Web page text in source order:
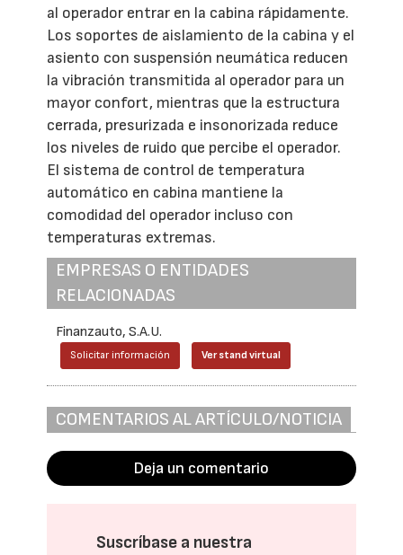
al operador entrar en la cabina rápidamente.
Los soportes de aislamiento de la cabina y el
asiento con suspensión neumática reducen
la vibración transmitida al operador para un
mayor confort, mientras que la estructura
cerrada, presurizada e insonorizada reduce
los niveles de ruido que percibe el operador.
El sistema de control de temperatura
automático en cabina mantiene la
comodidad del operador incluso con
temperaturas extremas.
EMPRESAS O ENTIDADES
RELACIONADAS
Finanzauto, S.A.U.
Solicitar información Ver stand virtual
COMENTARIOS AL ARTÍCULO/NOTICIA
Deja un comentario
Suscríbase a nuestra